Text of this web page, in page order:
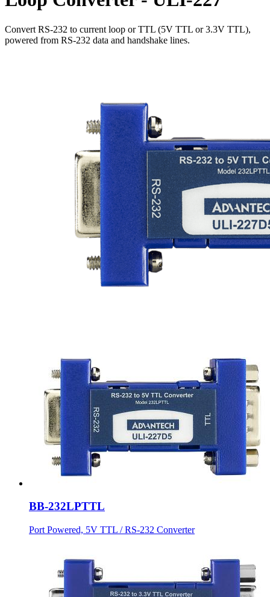
Convert RS-232 to current loop or TTL (5V TTL or 3.3V TTL),
powered from RS-232 data and handshake lines.
BB-232LPTTL
Port Powered, 5V TTL / RS-232 Converter